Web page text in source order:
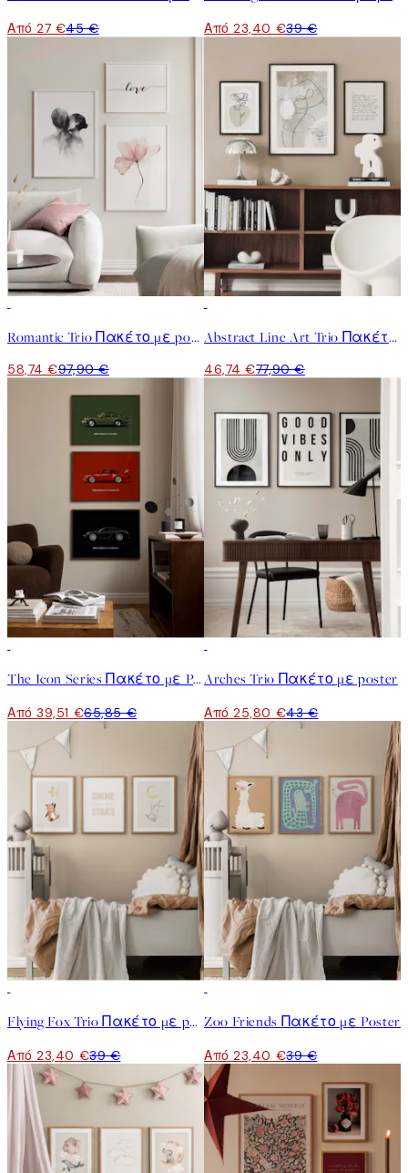
Από 27 €45 € Από 23,40 €39 €
Romantic Trio Πακέτο με poster
58,74 €97,90 €
Abstract Line Art Trio Πακέτο με poster
46,74 €77,90 €
The Icon Series Πακέτο με Poster
Από 39,51 €65,85 €
Arches Trio Πακέτο με poster
Από 25,80 €43 €
Flying Fox Trio Πακέτο με poster
Από 23,40 €39 €
Zoo Friends Πακέτο με Poster
Από 23,40 €39 €